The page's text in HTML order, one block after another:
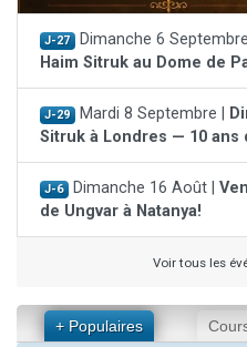
J-27 Dimanche 6 Septembre
Haim Sitruk au Dome de
J-29 Mardi 8 Septembre |
Sitruk à Londres — 10 ans
J-6 Dimanche 16 Août |
de Ungvar à Natanya!
Voir tous les
+ Populaires